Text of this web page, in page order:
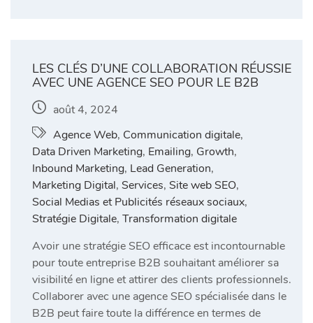
LES CLÉS D’UNE COLLABORATION RÉUSSIE
AVEC UNE AGENCE SEO POUR LE B2B
août 4, 2024
Agence Web, Communication digitale,
Data Driven Marketing, Emailing, Growth,
Inbound Marketing, Lead Generation,
Marketing Digital, Services, Site web SEO,
Social Medias et Publicités réseaux sociaux,
Stratégie Digitale, Transformation digitale
Avoir une stratégie SEO efficace est incontournable
pour toute entreprise B2B souhaitant améliorer sa
visibilité en ligne et attirer des clients professionnels.
Collaborer avec une agence SEO spécialisée dans le
B2B peut faire toute la différence en termes de